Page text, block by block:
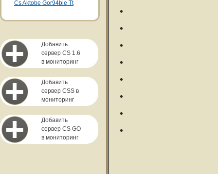
Cs Aktobe Gor94bie Tt
Добавить
сервер CS 1.6
в мониторинг
Добавить
сервер CSS в
мониторинг
Добавить
сервер CS GO
в мониторинг